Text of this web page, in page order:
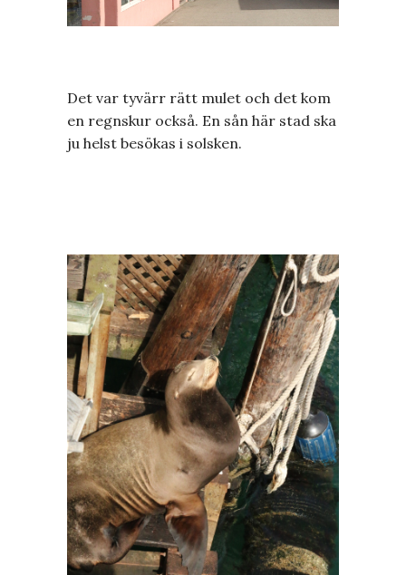
Det var tyvärr rätt mulet och det kom
en regnskur också. En sån här stad ska
ju helst besökas i solsken.